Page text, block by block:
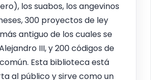
los suabos, los angevinos
300 proyectos de ley
antiguo de los cuales se
III, y 200 códigos de
Esta biblioteca está
al público y sirve como un